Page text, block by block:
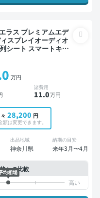
ラス プレミアムエデ
シート スマートキー
万円
諸費用
11.0万円
28,200 円
額は変更できます。
出品地域
神奈川県
納期の目安
来年3月〜4月
との比較
均相場